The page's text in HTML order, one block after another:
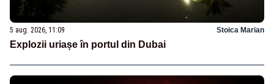
5 aug. 2026, 11:09 Stoica Marian
Explozii uriașe în portul din Dubai